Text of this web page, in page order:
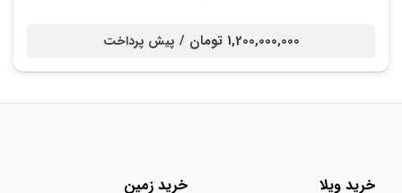
1,200,000,000 تومان / پیش پرداخت
خرید ویلا خرید زمین